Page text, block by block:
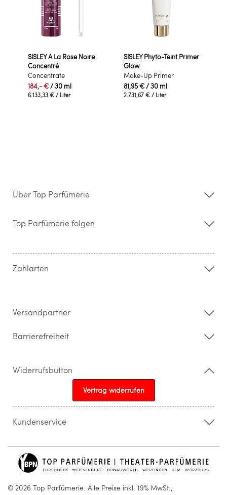
SISLEY À La Rose Noire
Concentré
Concentrate
184,- €/ 30 ml
6.133,33 € / Liter
SISLEY Phyto-Teint Primer
Glow
Make-Up Primer
81,95 €/ 30 ml
2.731,67 € / Liter
Über Top Parfümerie
Storefinder
Kontakt
Widerrufsrecht & Rückgabebedingungen
Top Parfümerie folgen
Zahlarten
Versandpartner
Barrierefreiheit
Widerrufsbutton
Vertrag widerrufen
Kundenservice
info@topparfuemerie.de
© 2026 Top Parfümerie. Alle Preise inkl. 19% MwSt.,